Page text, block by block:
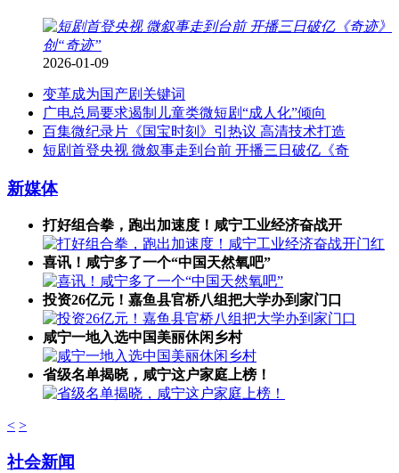
2026-01-09
变革成为国产剧关键词
广电总局要求遏制儿童类微短剧“成人化”倾向
百集微纪录片《国宝时刻》引热议 高清技术打造
短剧首登央视 微叙事走到台前 开播三日破亿《奇
新媒体
打好组合拳，跑出加速度！​咸宁工业经济奋战开
喜讯！咸宁多了一个“中国天然氧吧”
投资26亿元！嘉鱼县官桥八组把大学办到家门口
咸宁一地入选中国美丽休闲乡村
省级名单揭晓，咸宁这户家庭上榜！
< >
社会新闻